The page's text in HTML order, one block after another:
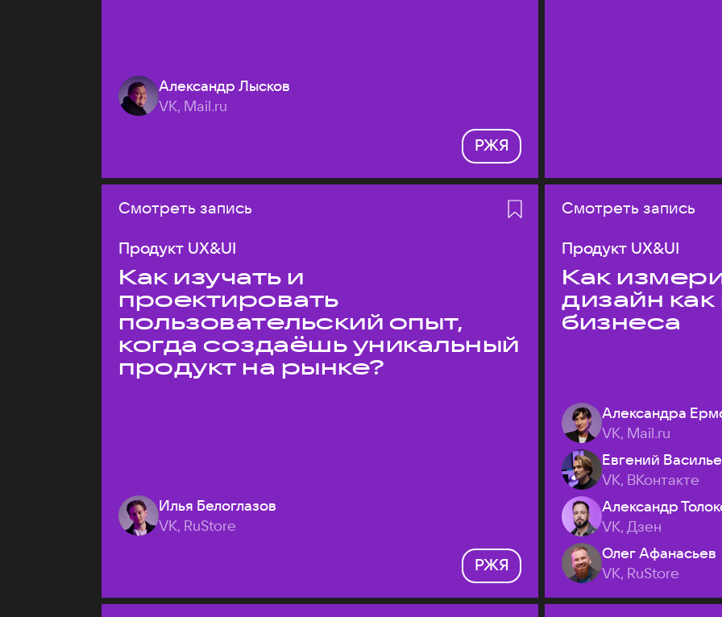
Александр Лысков
VK, Mail.ru
РЖЯ
Смотреть запись
Продукт UX&UI
Как изучать и
проектировать
пользовательский опыт,
когда создаёшь уникальный
продукт на рынке?
Илья Белоглазов
VK, RuStore
РЖЯ
Смотреть запись
Продукт UX&UI
Как
дизайн
бизнеса
Александра
VK, Mail.ru
Евгений
VK, ВКонтакте
Александр
VK, Дзен
Олег Афанасьев
VK, RuStore